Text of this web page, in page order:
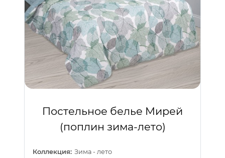
Постельное белье Мирей
(поплин зима-лето)
Коллекция: Зима - лето